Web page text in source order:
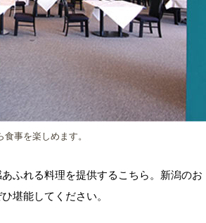
事を楽しめます。
ふれる料理を提供するこちら。新潟のお
堪能してください。